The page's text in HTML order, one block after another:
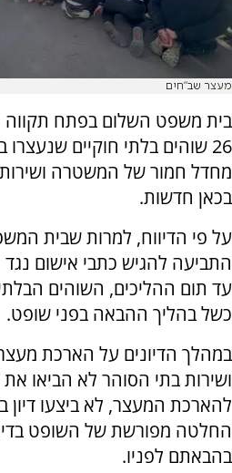
מעצר שב"חים
בית משפט השלום בפתח תקווה
26 שוהים בלתי חוקיים
מחדל חמור של המשטרה
בכאן חדשות.
על פי הדיווח, למרות שבית
התביעה להגיש כתבי אישום
עד תום ההליכים, השוהים
כשל בהליך ההבאה בפני שופט.
במהלך הדיונים על הארכת
ושירות בתי הסוהר לא הביאו את
להארכת המעצר, לא ביצעו דיון
החלטה מפורשת של השופט
בהבאתם לפניו.